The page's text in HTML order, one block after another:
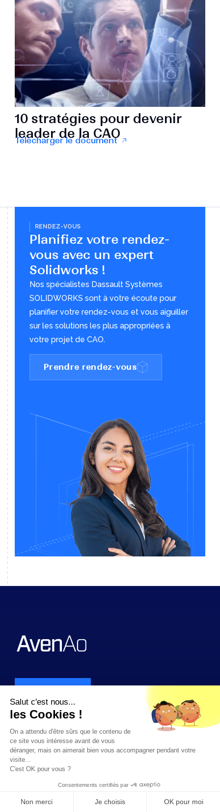
10 stratégies pour devenir
leader de la CAO
Télécharger le document
RENDEZ-VOUS
Planifiez votre rendez-
vous avec un expert
Solidworks !
Nos spécialistes Dassault Systèmes
SOLIDWORKS sont à votre écoute pour
planifier votre rendez-vous et vous aiguiller
sur les solutions les plus appropriées à
votre projet de CAO.
Prendre rendez-vous
Solutions
SOLIDWORKS Design
SOLIDWORKS Design
Salut c'est nous...
les Cookies !
On a attendu d'être sûrs que le contenu de
ce site vous intéresse avant de vous
déranger, mais on aimerait bien vous accompagner pendant votre
visite...
C'est OK pour vous ?
Consentements certifiés par
Non merci Je choisis OK pour moi